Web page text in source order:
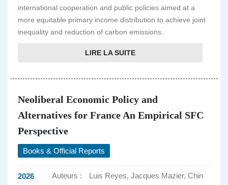
international cooperation and public policies aimed at a
more equitable primary income distribution to achieve joint
inequality and reduction of carbon emissions.
LIRE LA SUITE
Neoliberal Economic Policy and
Alternatives for France An Empirical SFC
Perspective
Books & Official Reports
2026 Auteurs :
Luis Reyes, Jacques Mazier, Chin